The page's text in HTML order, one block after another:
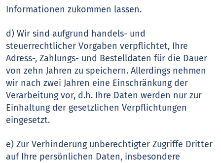
Informationen zukommen lassen.
d) Wir sind aufgrund handels- und
steuerrechtlicher Vorgaben verpflichtet, Ihre
Adress-, Zahlungs- und Bestelldaten für die Dauer
von zehn Jahren zu speichern. Allerdings nehmen
wir nach zwei Jahren eine Einschränkung der
Verarbeitung vor, d.h. Ihre Daten werden nur zur
Einhaltung der gesetzlichen Verpflichtungen
eingesetzt.
e) Zur Verhinderung unberechtigter Zugriffe Dritter
auf Ihre persönlichen Daten, insbesondere